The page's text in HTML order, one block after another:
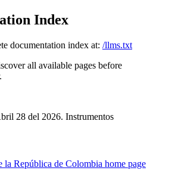
Index
documentation index at: /llms.txt
all available pages before
28 del 2026. Instrumentos
la República de Colombia home page